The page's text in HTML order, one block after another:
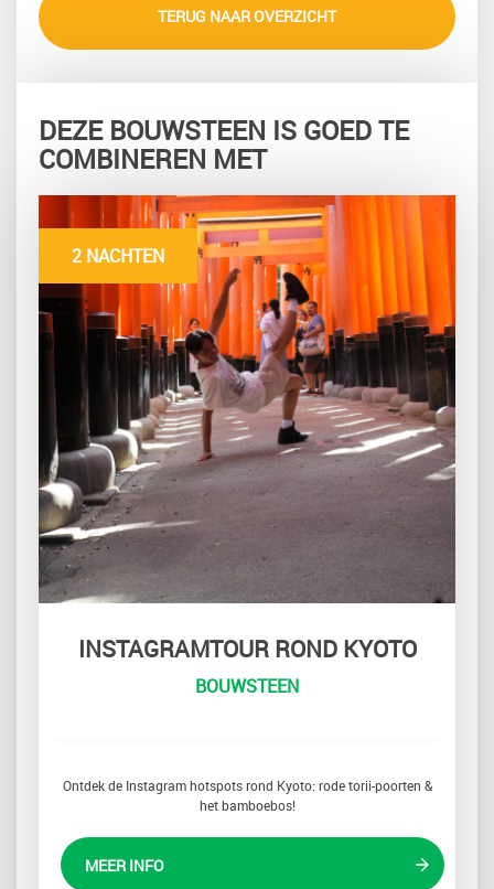
TERUG NAAR OVERZICHT
DEZE BOUWSTEEN IS GOED TE
COMBINEREN MET
2 NACHTEN
INSTAGRAMTOUR ROND KYOTO
BOUWSTEEN
Ontdek de Instagram hotspots rond Kyoto: rode torii-poorten &
het bamboebos!
MEER INFO